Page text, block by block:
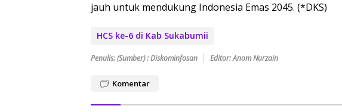
jauh untuk mendukung Indonesia Emas 2045. (*DKS)
HCS ke-6 di Kab Sukabumii
Penulis: (Sumber) : Diskominfosan Editor: Anom Nurzain
Komentar